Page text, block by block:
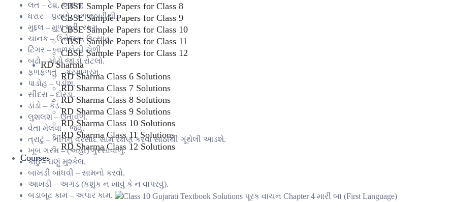
CBSE Sample Papers for Class 8
CBSE Sample Papers for Class 9
CBSE Sample Papers for Class 10
CBSE Sample Papers for Class 11
CBSE Sample Papers for Class 12
RD Sharma
RD Sharma Class 6 Solutions
RD Sharma Class 7 Solutions
RD Sharma Class 8 Solutions
RD Sharma Class 9 Solutions
RD Sharma Class 10 Solutions
RD Sharma Class 11 Solutions
RD Sharma Class 12 Solutions
Courses
લત – ટેવ, આદત.
ધરાર – પરાણે, બળજબરીથી.
મુદ્દલ – મૂળ મૂડી, રકમ.
ચાનક – ઉત્તેજન, ઉત્સાહ.
ટિંગર – બાળકોની ટોળી.
બઢો – મોટો જાડો રોટલો.
ફળફળતું – ગરમાગરમ.
પાડોહ – પડોશ.
સીંદરા – દોરડા.
ડાંડો – કેડ.
લુશલશ – ઉતાવળે.
વેતા મેલવા – જવું.
ત્રાટું – ભીંતનું વરસાદ સામે રક્ષણ કરવા સાંઠીથી ગૂંથેલી આડશે.
ખૂબ ગરમ – (અહીં) ગુસ્સાવાળું.
કાઠું – ઘણું મુશ્કેલ.
બાખડી બાંધવી – સામનો કરવો.
આખડી – અગડ (કશુંક ન ખાવું કે ન વાપરવું).
બડાબૂટ કામ – અપાર કામ.